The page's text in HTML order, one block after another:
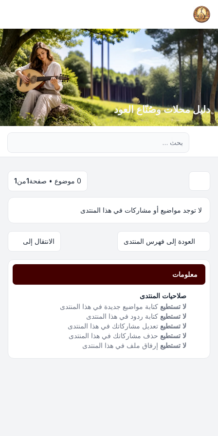
دليل محلات وصُنّاع العود
0 موضوع • صفحة 1من1
لا توجد مواضيع أو مشاركات في هذا المنتدى
العودة إلى فهرس المنتدى الانتقال إلى
معلومات
صلاحيات المنتدى
لا تستطيع كتابة مواضيع جديدة في هذا المنتدى
لا تستطيع كتابة ردود في هذا المنتدى
لا تستطيع تعديل مشاركاتك في هذا المنتدى
لا تستطيع حذف مشاركاتك في هذا المنتدى
لا تستطيع إرفاق ملف في هذا المنتدى